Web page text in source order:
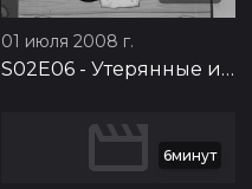
01 июля 2008 г.
S02E06 - Утерянные извинения
6минут